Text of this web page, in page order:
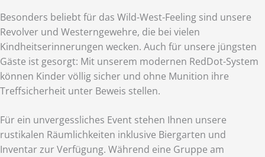
Besonders beliebt für das Wild-West-Feeling sind unsere
Revolver und Westerngewehre, die bei vielen
Kindheitserinnerungen wecken. Auch für unsere jüngsten
Gäste ist gesorgt: Mit unserem modernen RedDot-System
können Kinder völlig sicher und ohne Munition ihre
Treffsicherheit unter Beweis stellen.
Für ein unvergessliches Event stehen Ihnen unsere
rustikalen Räumlichkeiten inklusive Biergarten und
Inventar zur Verfügung. Während eine Gruppe am